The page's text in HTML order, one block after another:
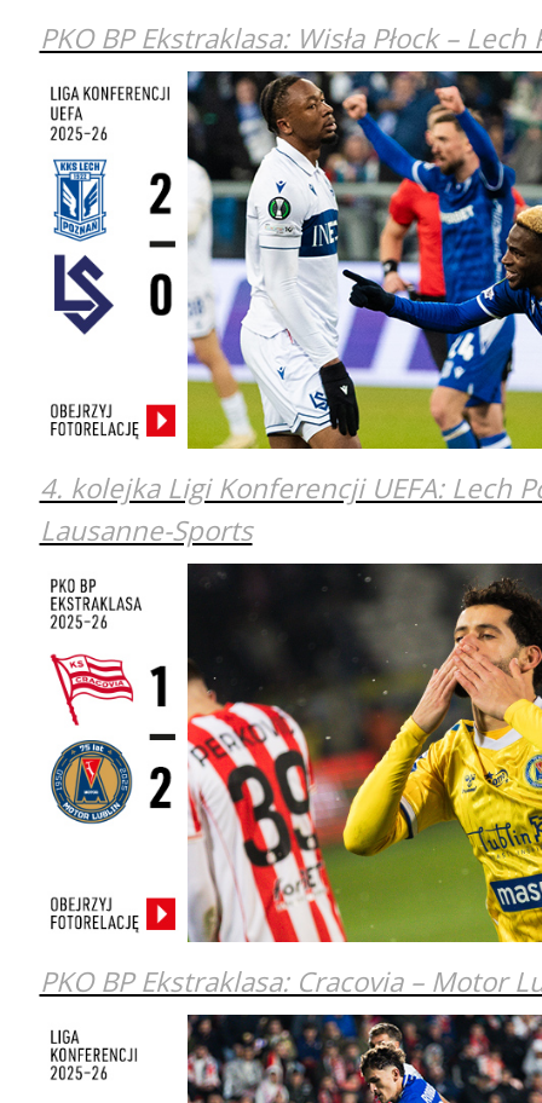
PKO BP Ekstraklasa: Wisła Płock – Lech
4. kolejka Ligi Konferencji UEFA: Lech
Lausanne-Sports
PKO BP Ekstraklasa: Cracovia – Motor